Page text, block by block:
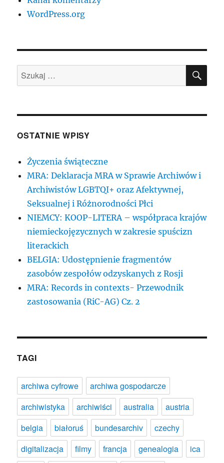
WordPress.org
Szukaj:
OSTATNIE WPISY
Życzenia świąteczne
MRA: Deklaracja MRA w Sprawie Archiwów i
Archiwistów LGBTQI+ oraz Afektywnej,
Seksualnej i Różnorodności Płci
NIEMCY: KOOP-LITERA – współpraca krajów
niemieckojęzycznych w zakresie spuścizn
literackich
BELGIA: Udostępnienie fragmentów
zasobów zespołów odzyskanych z Rosji
MRA: Records in contexts- Przewodnik
zastosowania (RiC-AG) Cz. 2
TAGI
archiwa cyfrowe
archiwa gospodarcze
archiwistyka
archiwiści australia
austria
belgia
białoruś bundesarchiv
czechy
digitalizacja
filmy francja genealogia
ica